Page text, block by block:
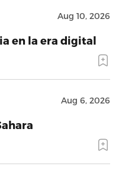
Aug 10, 2026
en la era digital
Aug 6, 2026